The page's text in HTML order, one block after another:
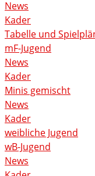
News
Kader
Tabelle und
mF-Jugend
News
Kader
Minis gemischt
News
Kader
weibliche Jugend
wB-Jugend
News